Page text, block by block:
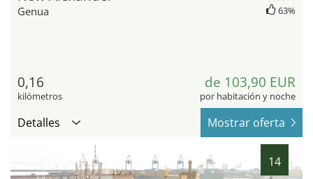
Genua 63%
0,16
kilómetros
de 103,90 EUR
por habitación y noche
Detalles Mostrar oferta
14